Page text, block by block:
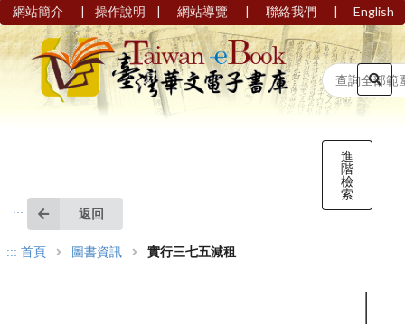
網站簡介 | 操作說明 | 網站導覽 | 聯絡我們 | English
進
階
檢
索
::: 返回
::: 首頁 圖書資訊 實行三七五減租